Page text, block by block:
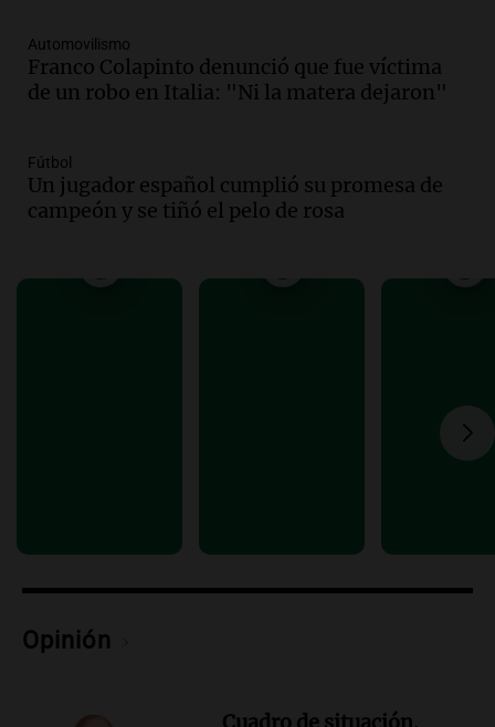
Episodios
Audio.Violento robo en peluquería de
Córdoba: delincuentes escapados con
Episodios
Audio.La Mesa Regional por
Inseguridad Rural convoca a
Panorama Federal
Audio.Rafaela impulsa un registro de
para mejorar la asistencia alimentaria
Automovilismo
Franco Colapinto denunció que fue víctima
de un robo en Italia: "Ni la matera dejaron"
Fútbol
Un jugador español cumplió su promesa de
campeón y se tiñó el pelo de rosa
Opinión